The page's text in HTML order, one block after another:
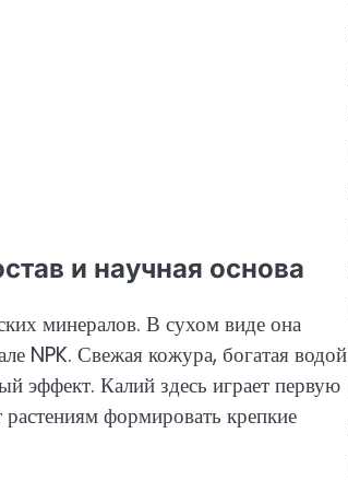
и научная основа
минералов. В сухом виде она
NPK. Свежая кожура, богатая водой
эффект. Калий здесь играет первую
формировать крепкие